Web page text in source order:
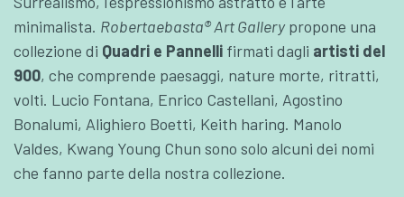
minimalista. Robertaebasta® Art Gallerypropone una
collezione di Quadri e Pannelli firmati dagli artisti del
900, che comprende paesaggi, nature morte, ritratti,
volti. Lucio Fontana, Enrico Castellani, Agostino
Bonalumi, Alighiero Boetti, Keith haring. Manolo
Valdes, Kwang Young Chun sono solo alcuni dei nomi
che fanno parte della nostra collezione.